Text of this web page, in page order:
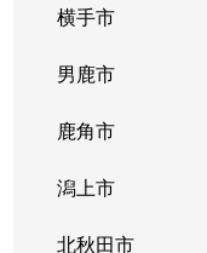
横手市
男鹿市
鹿角市
潟上市
北秋田市